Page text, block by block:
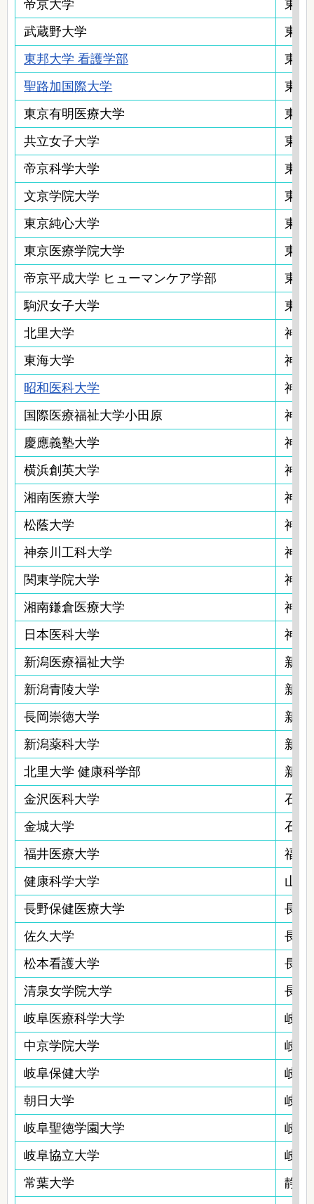
帝京大学
東京
武蔵野大学
東京
東邦大学 看護学部
東京
聖路加国際大学
東京
東京有明医療大学
東京
共立女子大学
東京
帝京科学大学
東京
文京学院大学
東京
東京純心大学
東京
東京医療学院大学
東京
帝京平成大学 ヒューマンケア学部
東京
駒沢女子大学
東京
北里大学
神奈
東海大学
神奈
昭和医科大学
神奈
国際医療福祉大学小田原
神奈
慶應義塾大学
神奈
横浜創英大学
神奈
湘南医療大学
神奈
松蔭大学
神奈
神奈川工科大学
神奈
関東学院大学
神奈
湘南鎌倉医療大学
神奈
日本医科大学
神奈
新潟医療福祉大学
新潟
新潟青陵大学
新潟
長岡崇徳大学
新潟
新潟薬科大学
新潟
北里大学 健康科学部
新潟
金沢医科大学
石川
金城大学
石川
福井医療大学
福井
健康科学大学
山梨
長野保健医療大学
長野
佐久大学
長野
松本看護大学
長野
清泉女学院大学
長野
岐阜医療科学大学
岐阜
中京学院大学
岐阜
岐阜保健大学
岐阜
朝日大学
岐阜
岐阜聖徳学園大学
岐阜
岐阜協立大学
岐阜
常葉大学
静岡